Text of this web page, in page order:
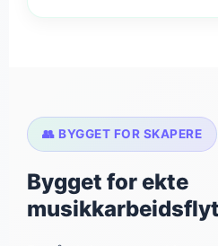
👥 BYGGET FOR SKAPERE
Bygget for ekte